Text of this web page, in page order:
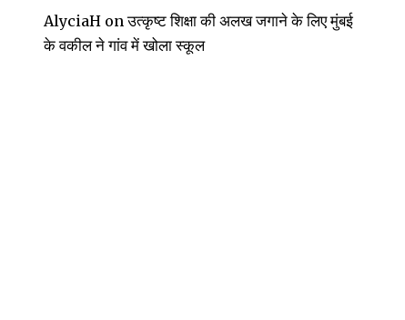
AlyciaHonउत्कृष्ट शिक्षा की अलख जगाने के लिए मुंबई
के वकील ने गांव में खोला स्कूल